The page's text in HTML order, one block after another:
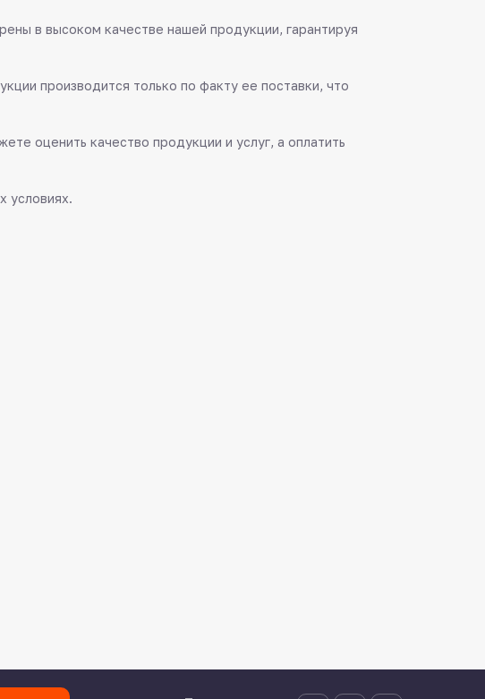
в высоком качестве нашей продукции, гарантируя
производится только по факту ее поставки, что
оценить качество продукции и услуг, а оплатить
условиях.